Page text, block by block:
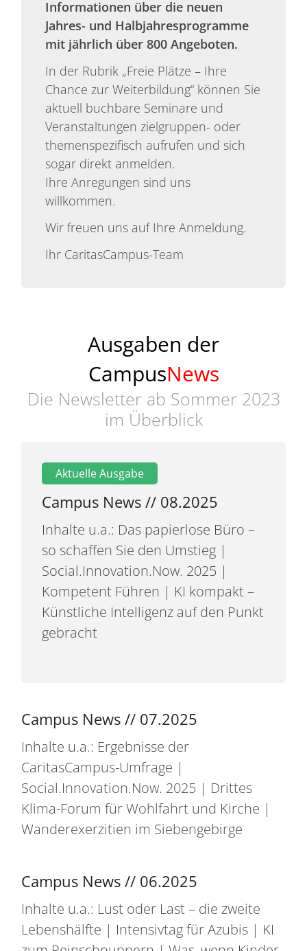
Informationen über die neuen
Jahres- und Halbjahresprogramme
mit jährlich über 800 Angeboten.
In der Rubrik „Freie Plätze – Ihre
Chance zur Weiterbildung“ können Sie
aktuell buchbare Seminare und
Veranstaltungen zielgruppen- oder
themenspezifisch aufrufen und sich
sogar direkt anmelden.
Ihre Anregungen sind uns
willkommen.
Wir freuen uns auf Ihre Anmeldung.
Ihr CaritasCampus-Team
Ausgaben der
CampusNews
Die Newsletter ab Sommer 2023
im Überblick
Campus News // 08.2025
Inhalte u.a.: Das papierlose Büro –
so schaffen Sie den Umstieg |
Social.Innovation.Now. 2025 |
Kompetent Führen | KI kompakt –
Künstliche Intelligenz auf den Punkt
gebracht
Campus News // 07.2025
Inhalte u.a.: Ergebnisse der
CaritasCampus-Umfrage |
Social.Innovation.Now. 2025 | Drittes
Klima-Forum für Wohlfahrt und Kirche |
Wanderexerzitien im Siebengebirge
Campus News // 06.2025
Inhalte u.a.: Lust oder Last – die zweite
Lebenshälfte | Intensivtag für Azubis | KI